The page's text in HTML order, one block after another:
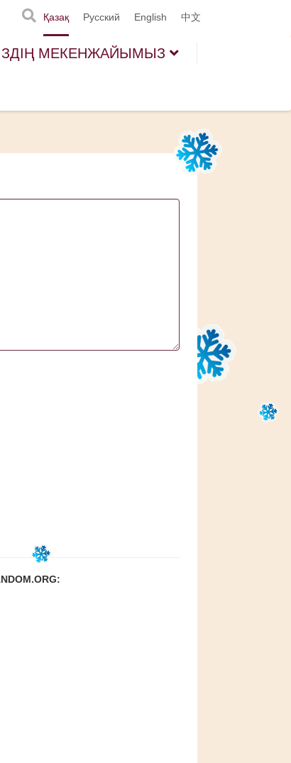
Қазақ Русский English 中文
МЕКЕНЖАЙЫМЫЗ